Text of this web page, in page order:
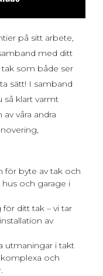
på sitt arbete,
med ditt
som både ser
sätt! I samband
så klart varmt
våra andra
för byte av tak och
hus och garage i
ditt tak – vi tar
av
utmaningar i takt
och